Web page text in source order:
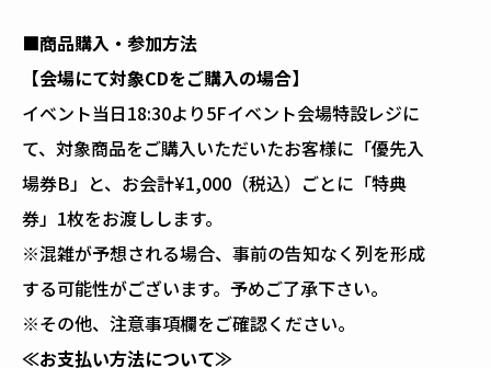
■商品購入・参加方法
【会場にて対象CDをご購入の場合】
イベント当日18:30より5Fイベント会場特設レジに
て、対象商品をご購入いただいたお客様に「優先入
場券B」と、お会計¥1,000（税込）ごとに「特典
券」1枚をお渡しします。
※混雑が予想される場合、事前の告知なく列を形成
する可能性がございます。予めご了承下さい。
※その他、注意事項欄をご確認ください。
≪お支払い方法について≫